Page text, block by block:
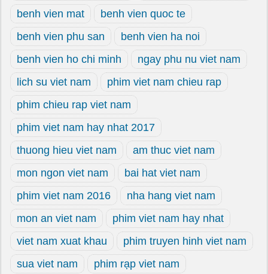
benh vien mat
benh vien quoc te
benh vien phu san
benh vien ha noi
benh vien ho chi minh
ngay phu nu viet nam
lich su viet nam
phim viet nam chieu rap
phim chieu rap viet nam
phim viet nam hay nhat 2017
thuong hieu viet nam
am thuc viet nam
mon ngon viet nam
bai hat viet nam
phim viet nam 2016
nha hang viet nam
mon an viet nam
phim viet nam hay nhat
viet nam xuat khau
phim truyen hinh viet nam
sua viet nam
phim rạp viet nam